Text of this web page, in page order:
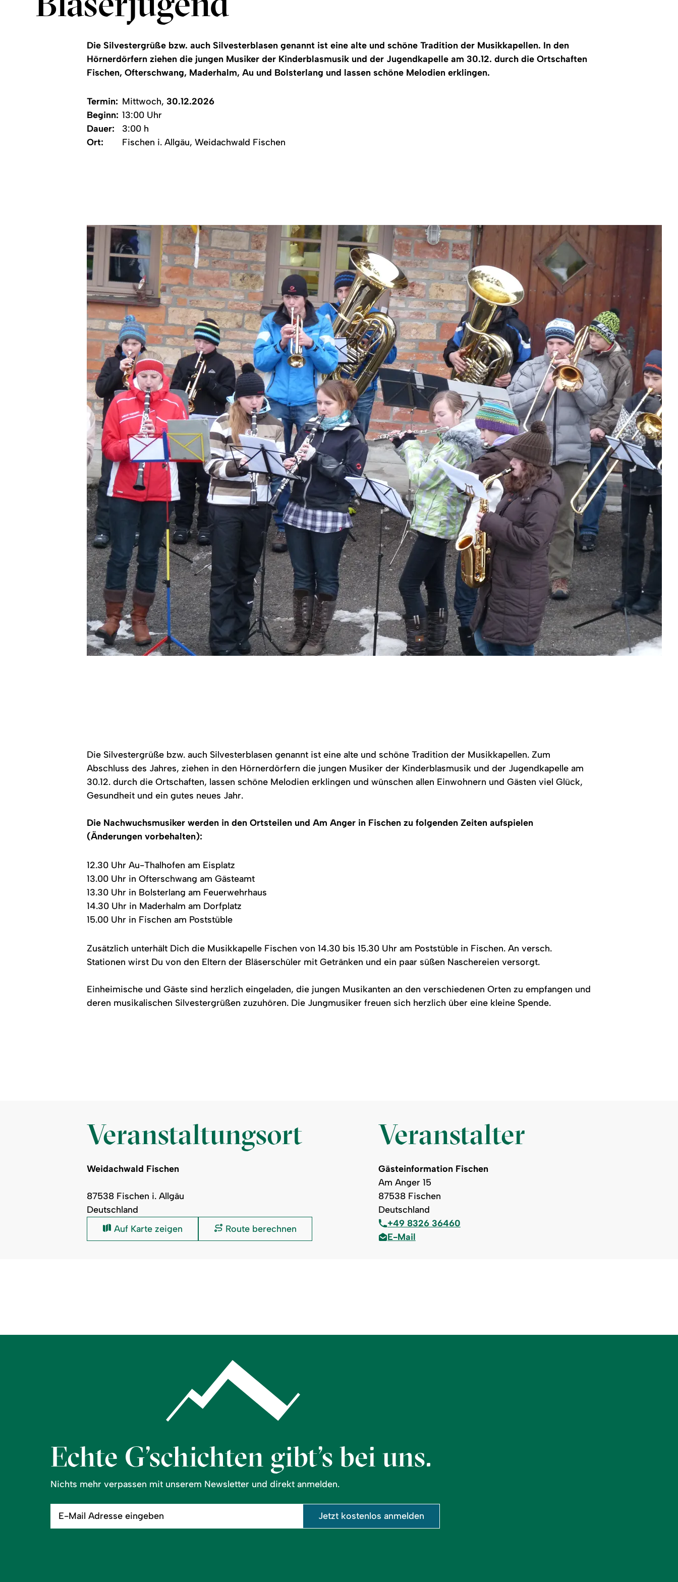
Die Silvestergrüße bzw. auch Silvesterblasen genannt ist eine alte und schöne Tradition der Musikkapellen. In den
Hörnerdörfern ziehen die jungen Musiker der Kinderblasmusik und der Jugendkapelle am 30.12. durch die Ortschaften
Fischen, Ofterschwang, Maderhalm, Au und Bolsterlang und lassen schöne Melodien erklingen.
Termin: Mittwoch,30.12.2026
Beginn: 13:00 Uhr
Dauer:
3:00 h
Ort:
Fischen i. Allgäu, Weidachwald Fischen
Die Silvestergrüße bzw. auch Silvesterblasen genannt ist eine alte und schöne Tradition der Musikkapellen. Zum
Abschluss des Jahres, ziehen in den Hörnerdörfern die jungen Musiker der Kinderblasmusik und der Jugendkapelle am
30.12. durch die Ortschaften, lassen schöne Melodien erklingen und wünschen allen Einwohnern und Gästen viel Glück,
Gesundheit und ein gutes neues Jahr.
Die Nachwuchsmusiker werden in den Ortsteilen und Am Anger in Fischen zu folgenden Zeiten aufspielen
(Änderungen vorbehalten):
12.30 Uhr Au-Thalhofen am Eisplatz
13.00 Uhr in Ofterschwang am Gästeamt
13.30 Uhr in Bolsterlang am Feuerwehrhaus
14.30 Uhr in Maderhalm am Dorfplatz
15.00 Uhr in Fischen am Poststüble
Zusätzlich unterhält Dich die Musikkapelle Fischen von 14.30 bis 15.30 Uhr am Poststüble in Fischen. An versch.
Stationen wirst Du von den Eltern der Bläserschüler mit Getränken und ein paar süßen Naschereien versorgt.
Einheimische und Gäste sind herzlich eingeladen, die jungen Musikanten an den verschiedenen Orten zu empfangen und
deren musikalischen Silvestergrüßen zuzuhören. Die Jungmusiker freuen sich herzlich über eine kleine Spende.
Veranstaltungsort
Weidachwald Fischen
87538 Fischen i. Allgäu
Deutschland
Weidachwald
Auf Karte zeigen
Weidachwald
Route berechnen
Veranstalter
Gästeinformation Fischen
Am Anger 15
87538 Fischen
Deutschland
+49 8326 36460
E-Mail
Echte G’schichten gibt’s bei uns.
Nichts mehr verpassen mit unserem Newsletter und direkt anmelden.
Mail
eingeben
Jetzt kostenlos anmelden